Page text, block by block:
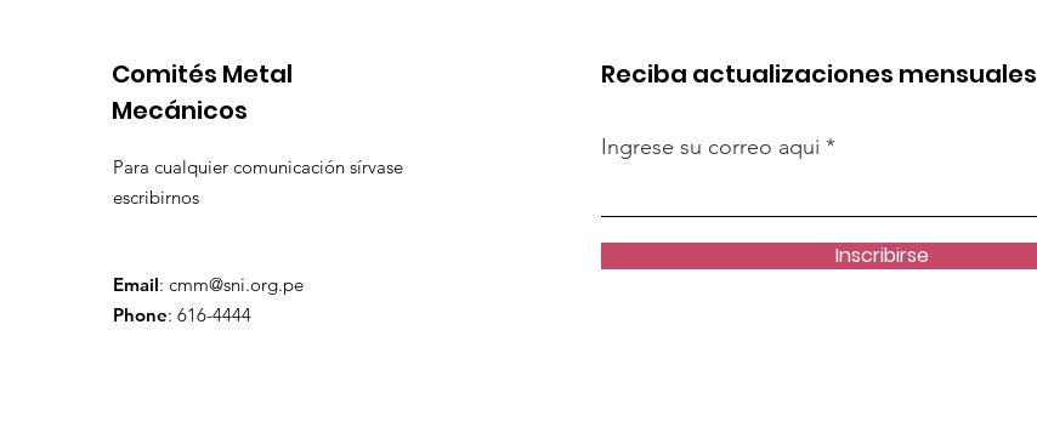
Comités Metal
Mecánicos
Para cualquier comunicación sírvase
escribirnos
Email: cmm@sni.org.pe
Phone: 616-4444
Reciba actualizaciones mensuales
Ingrese su correo aqui
Inscribirse